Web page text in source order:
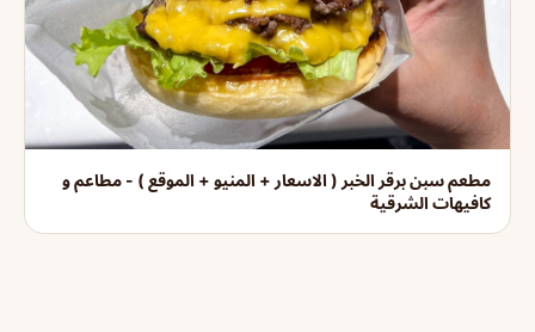
مطعم سبن برقر الخبر ( الاسعار + المنيو + الموقع ) - مطاعم و
كافيهات الشرقية